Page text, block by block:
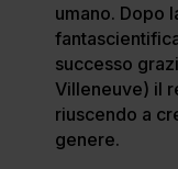
umano. Dopo
successo
Villeneuve) il
riuscendo a
genere.